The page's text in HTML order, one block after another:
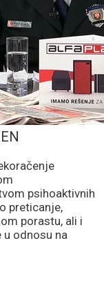
psihoaktivnih
preticanje,
porastu, ali i
odnosu na